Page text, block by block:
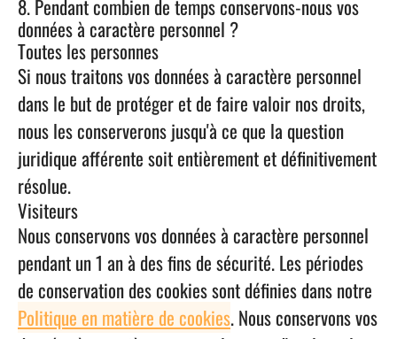
8. Pendant combien de temps conservons-nous vos
données à caractère personnel ?
Toutes les personnes
Si nous traitons vos données à caractère personnel
dans le but de protéger et de faire valoir nos droits,
nous les conserverons jusqu'à ce que la question
juridique afférente soit entièrement et définitivement
résolue.
Visiteurs
Nous conservons vos données à caractère personnel
pendant un 1 an à des fins de sécurité. Les périodes
de conservation des cookies sont définies dans notre
Politique en matière de cookies. Nous conservons vos